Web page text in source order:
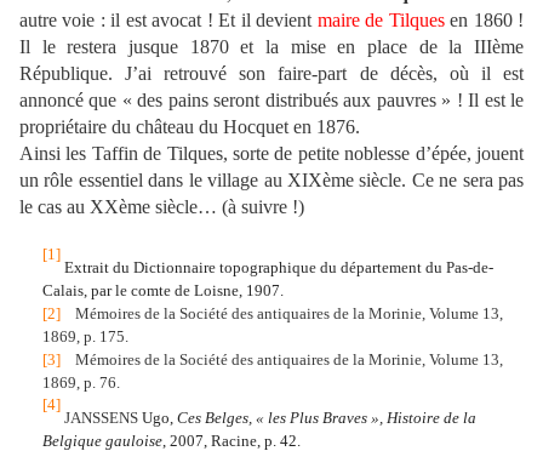
autre voie : il est avocat ! Et il devient maire de Tilquesen 1860 !
Il le restera jusque 1870 et la mise en place de la IIIème
République. J’ai retrouvé son faire-part de décès, où il est
annoncé que « des pains seront distribués aux pauvres » ! Il est le
propriétaire du château du Hocquet en 1876.
Ainsi les Taffin de Tilques, sorte de petite noblesse d’épée, jouent
un rôle essentiel dans le village au XIXème siècle. Ce ne sera pas
le cas au XXème siècle… (à suivre !)
[1]
Extrait du Dictionnaire topographique du département du Pas-de-
Calais, par le comte de Loisne, 1907.
[2]Mémoires de la Société des antiquaires de la Morinie, Volume 13,
1869, p. 175.
[3]Mémoires de la Société des antiquaires de la Morinie, Volume 13,
1869, p. 76.
[4]
JANSSENS Ugo, Ces Belges, « les Plus Braves », Histoire de la
Belgique gauloise, 2007, Racine, p. 42.